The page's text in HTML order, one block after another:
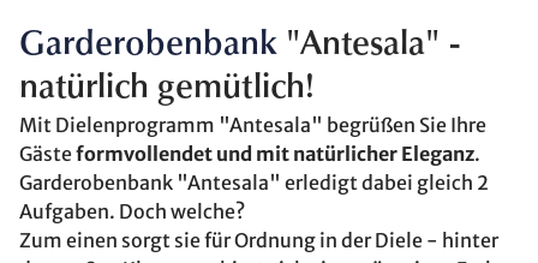
Garderobenbank "Antesala" -
natürlich gemütlich!
Mit Dielenprogramm "Antesala" begrüßen Sie Ihre
Gästeformvollendet und mit natürlicher Eleganz.
Garderobenbank "Antesala" erledigt dabei gleich 2
Aufgaben. Doch welche?
Zum einen sorgt sie für Ordnung in der Diele - hinter